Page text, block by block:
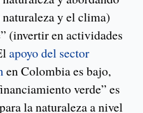
y el clima)
(invertir en actividades
apoyo del sector
en Colombia es bajo,
verde” es
la naturaleza a nivel